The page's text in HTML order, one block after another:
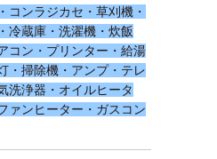
コンラジカセ・草刈機・
冷蔵庫・洗濯機・炊飯
コン・プリンター・給湯
・掃除機・アンプ・テレ
洗浄器・オイルヒータ
ァンヒーター・ガスコン